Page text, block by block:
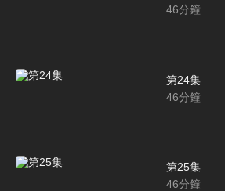
46分鐘
第24集
46分鐘
第25集
46分鐘